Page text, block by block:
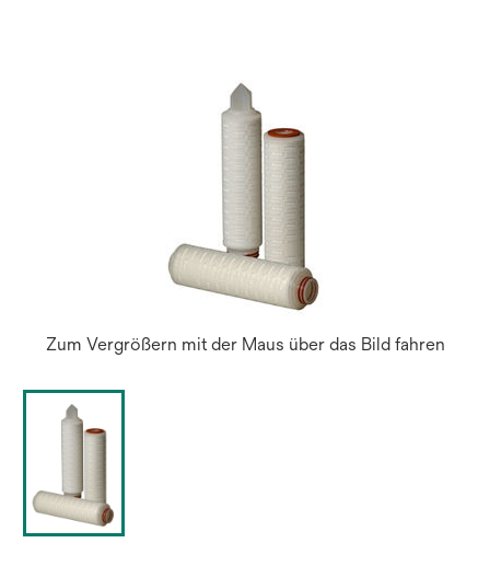
Zum Vergrößern mit der Maus über das Bild fahren